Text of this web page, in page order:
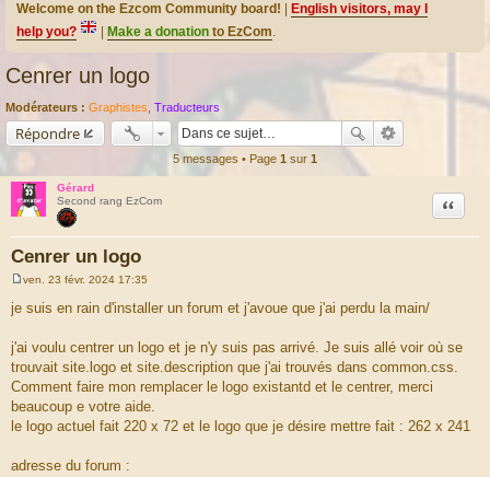
Welcome on the Ezcom Community board!
English visitors, may I
help you?
Make a donation to EzCom.
Cenrer un logo
Modérateurs : Graphistes Traducteurs
Répondre
5 messages • Page 1 sur 1
Gérard
Second rang EzCom
Cenrer un logo
Citation
s
a
g
e
ven. 23 févr. 2024 17:35
je suis en rain d'installer un forum et j'avoue que j'ai perdu la main/
j'ai voulu centrer un logo et je n'y suis pas arrivé. Je suis allé voir où se
trouvait site.logo et site.description que j'ai trouvés dans common.css.
Comment faire mon remplacer le logo existantd et le centrer, merci
beaucoup e votre aide.
le logo actuel fait 220 x 72 et le logo que je désire mettre fait : 262 x 241
adresse du forum :